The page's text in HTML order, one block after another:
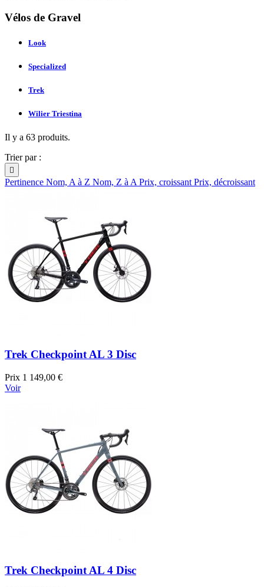
Vélos de Gravel
Look
Specialized
Trek
Wilier Triestina
Il y a 63 produits.
Trier par :

Pertinence Nom, A à Z Nom, Z à A Prix, croissant Prix, décroissant
Trek Checkpoint AL 3 Disc
Prix 1 149,00 €
Voir
Trek Checkpoint AL 4 Disc